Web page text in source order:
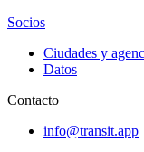
Socios
Ciudades y
Datos
Contacto
info@transit.app